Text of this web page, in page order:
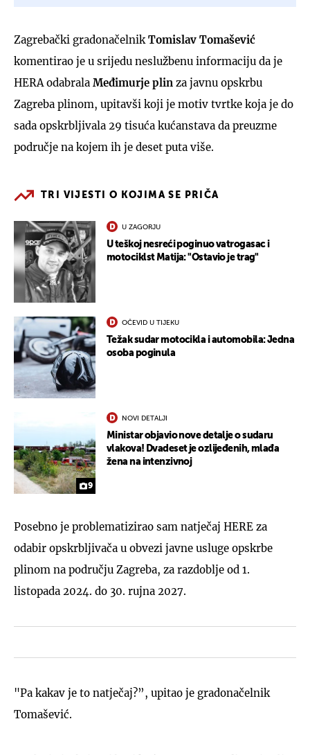
Zagrebački gradonačelnikTomislav Tomašević
komentirao je u srijedu neslužbenu informaciju da je
HERA odabrala Međimurje plin za javnu opskrbu
Zagreba plinom, upitavši koji je motiv tvrtke koja je do
sada opskrbljivala 29 tisuća kućanstava da preuzme
područje na kojem ih je deset puta više.
TRI VIJESTI O KOJIMA SE PRIČA
U ZAGORJU
U teškoj nesreći poginuo vatrogasac i
motociklst Matija: "Ostavio je trag"
OČEVID U TIJEKU
Težak sudar motocikla i automobila: Jedna
osoba poginula
9
NOVI DETALJI
Ministar objavio nove detalje o sudaru
vlakova! Dvadeset je ozlijeđenih, mlađa
žena na intenzivnoj
Posebno je problematizirao sam natječaj HERE za
odabir opskrbljivača u obvezi javne usluge opskrbe
plinom na području Zagreba, za razdoblje od 1.
listopada 2024. do 30. rujna 2027.
"Pa kakav je to natječaj?”, upitao je gradonačelnik
Tomašević.